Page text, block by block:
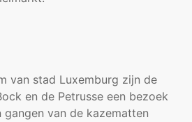
van stad Luxemburg zijn de
en de Petrusse een bezoek
van de kazematten